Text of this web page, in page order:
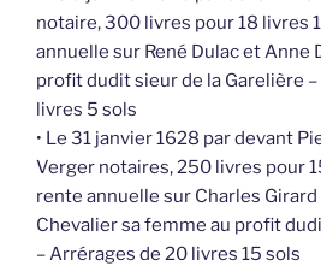
notaire, 300 livres pour 18 livres
annuelle sur René Dulac et Anne
profit dudit sieur de la Garelière
livres 5 sols
• Le 31 janvier 1628 par devant
Verger notaires, 250 livres pour
rente annuelle sur Charles
Chevalier sa femme au profit
– Arrérages de 20 livres 15 sols